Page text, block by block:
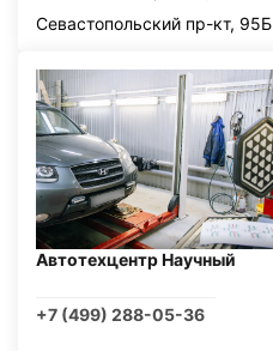
Севастопольский пр-кт, 95Б
Автотехцентр Научный
+7 (499) 288-05-36